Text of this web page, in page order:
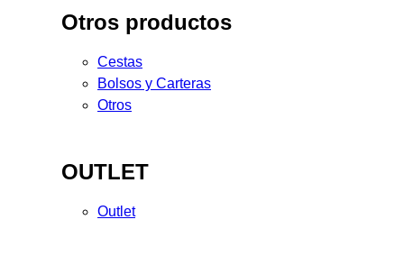
Otros productos
Cestas
Bolsos y Carteras
Otros
OUTLET
Outlet